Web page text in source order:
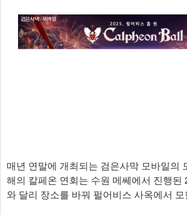
매년 연말에 개최되는 검은사막 모바일의
해의 칼페온 연회는 수원 메쎄에서 진행된
와 달리 장소를 바꿔 펄어비스 사옥에서